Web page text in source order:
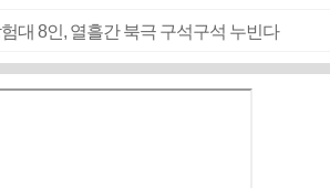
대 8인, 열흘간 북극 구석구석 누빈다